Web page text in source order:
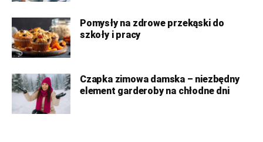
Pomysły na zdrowe przekąski do
szkoły i pracy
Czapka zimowa damska – niezbędny
element garderoby na chłodne dni